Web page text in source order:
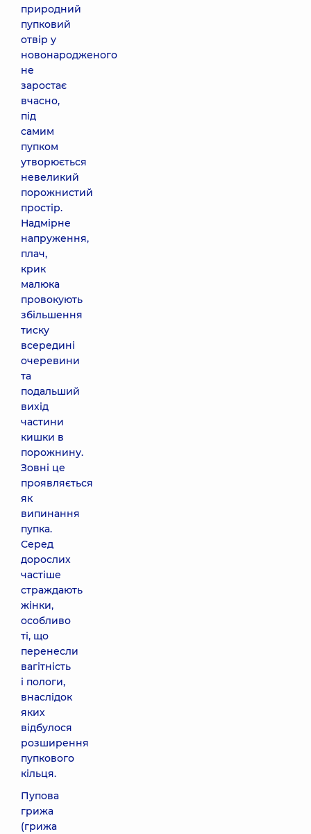
природний
пупковий
отвір у
новонародженого
не
заростає
вчасно,
під
самим
пупком
утворюється
невеликий
порожнистий
простір.
Надмірне
напруження,
плач,
крик
малюка
провокують
збільшення
тиску
всередині
очеревини
та
подальший
вихід
частини
кишки в
порожнину.
Зовні це
проявляється
як
випинання
пупка.
Серед
дорослих
частіше
страждають
жінки,
особливо
ті, що
перенесли
вагітність
і пологи,
внаслідок
яких
відбулося
розширення
пупкового
кільця.
Пупова
грижа
(грижа